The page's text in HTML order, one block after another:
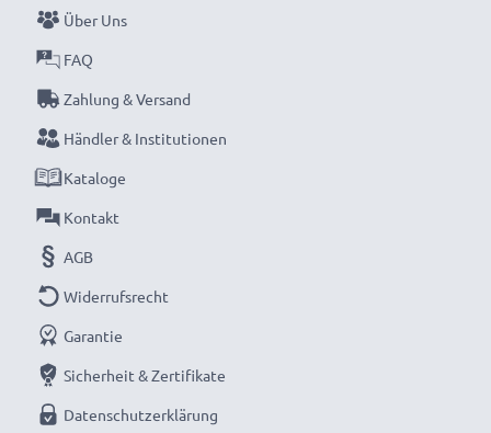
Über Uns
FAQ
Zahlung & Versand
Händler & Institutionen
Kataloge
Kontakt
AGB
Widerrufsrecht
Garantie
Sicherheit & Zertifikate
Datenschutzerklärung